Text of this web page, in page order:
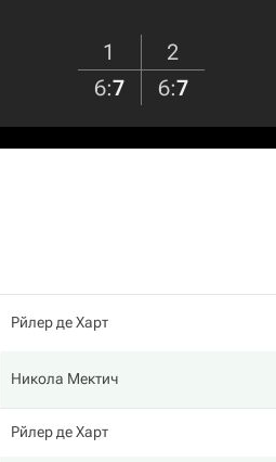
1
2
6:7 6:7
Рйлер де Харт
Никола Мектич
Рйлер де Харт